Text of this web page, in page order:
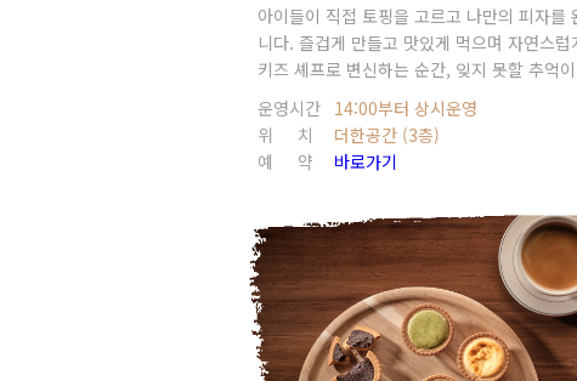
아이들이 직접 토핑을 고르고 나만의 피자를
니다. 즐겁게 만들고 맛있게 먹으며 자연스
키즈 셰프로 변신하는 순간, 잊지 못할 추억
운영시간 14:00부터 상시운영
위 치
더한공간 (3층)
예 약
바로가기